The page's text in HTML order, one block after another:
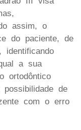
assim, o
do paciente, de
a sua
ortodôntico
de
com o erro